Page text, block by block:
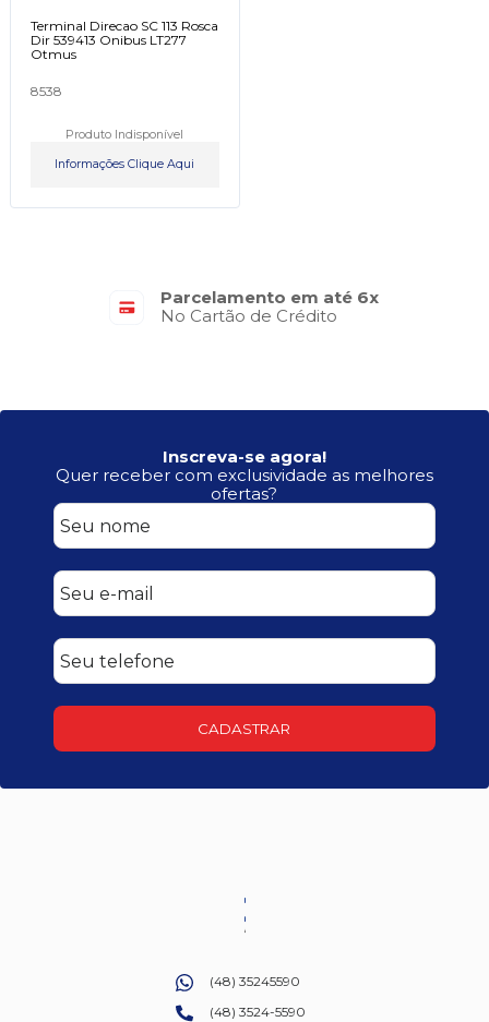
Terminal Direcao SC 113 Rosca
Dir 539413 Onibus LT277
Otmus
8538
Produto Indisponível
Informações Clique Aqui
Parcelamento em até 6x
No Cartão de Crédito
Inscreva-se agora!
Quer receber com exclusividade as melhores
ofertas?
CADASTRAR
(48) 35245590
(48) 3524-5590